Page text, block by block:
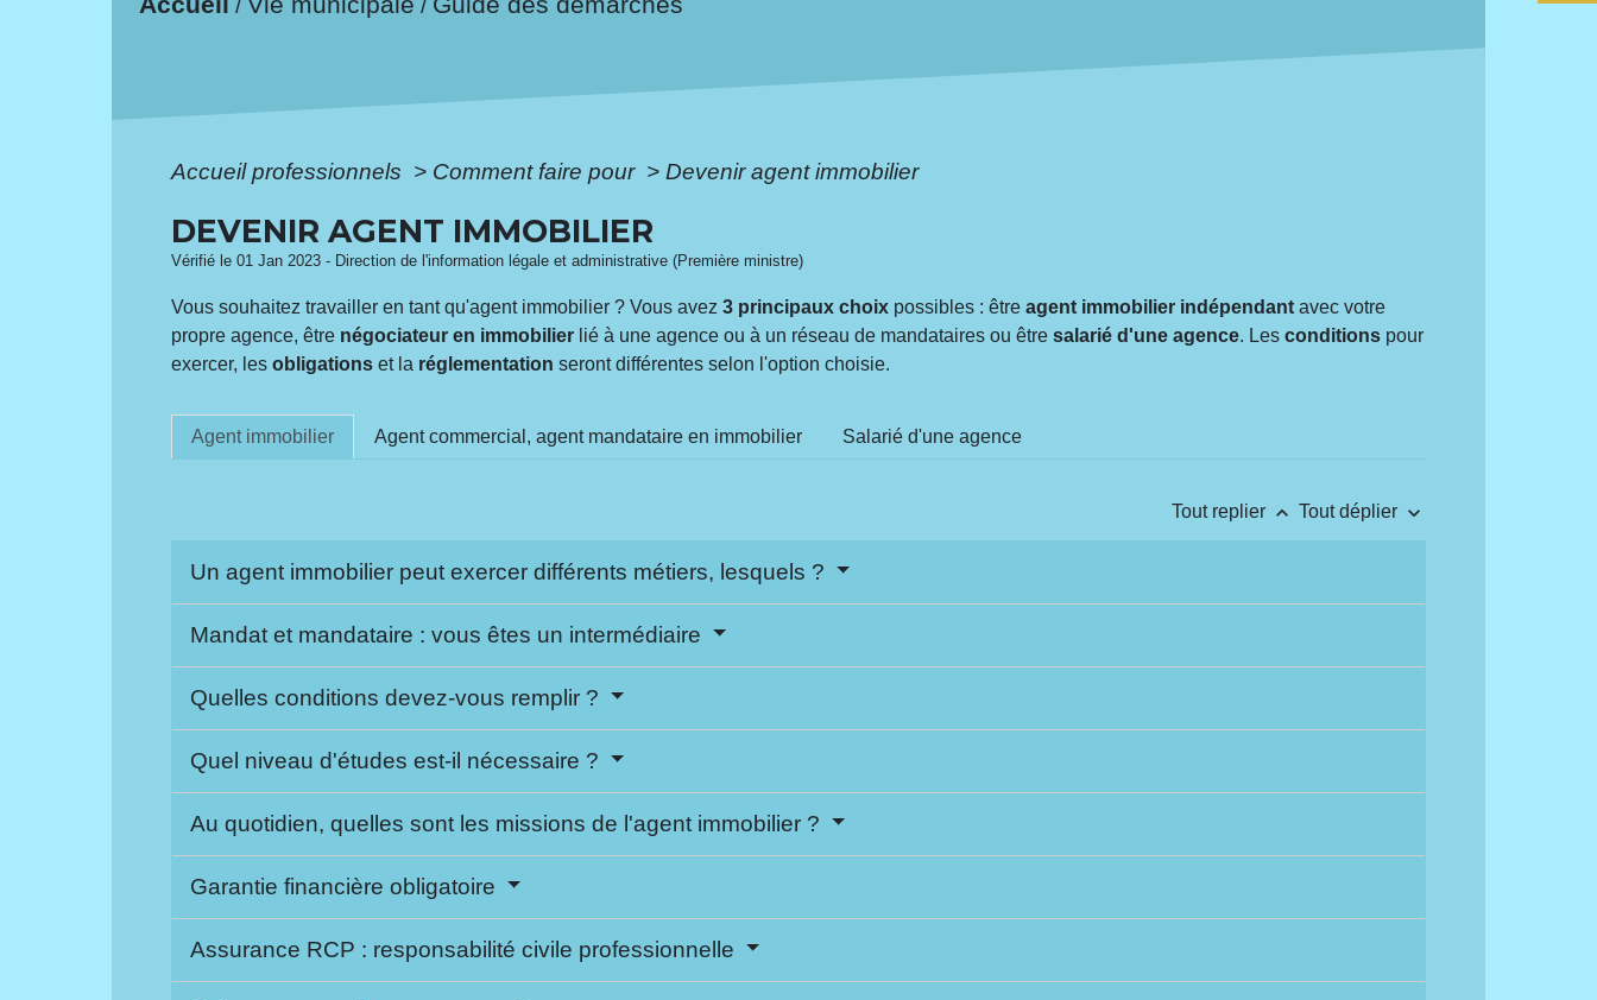
/ /
Accueil professionnels > Comment faire pour > Devenir agent immobilier
DEVENIR AGENT IMMOBILIER
Vérifié le 01 Jan 2023 - Direction de l'information légale et administrative (Première ministre)
Vous souhaitez travailler en tant qu'agent immobilier ? Vous avez3 principaux choix possibles : êtreagent immobilier indépendant avec votre
propre agence, être négociateur en immobilier lié à une agence ou à un réseau de mandataires ou êtresalarié d'une agence. Lesconditions pour
exercer, lesobligations et la réglementation seront différentes selon l'option choisie.
Agent immobilier Agent commercial, agent mandataire en immobilier Salarié d'une agence
Tout replier keyboard_arrow_up Tout déplier keyboard_arrow_down
Un agent immobilier peut exercer différents métiers, lesquels ?
Mandat et mandataire : vous êtes un intermédiaire
Quelles conditions devez-vous remplir ?
Quel niveau d'études est-il nécessaire ?
Au quotidien, quelles sont les missions de l'agent immobilier ?
Garantie financière obligatoire
Assurance RCP : responsabilité civile professionnelle